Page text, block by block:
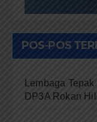
POS-POS
Lembaga
DP3A Rokan